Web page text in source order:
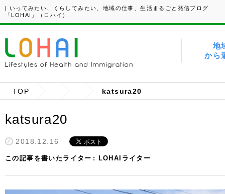
| いってみたい、くらしてみたい、地域の仕事、生活まるごと発信ブログ
「LOHAI」（ロハイ）
地
から
TOP katsura20
katsura20
2018.12.16
この記事を書いたライター LOHAIライター